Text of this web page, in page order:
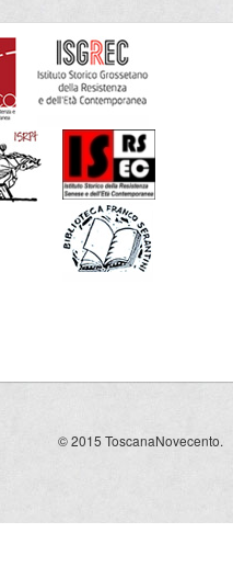
© 2015 ToscanaNovecento.